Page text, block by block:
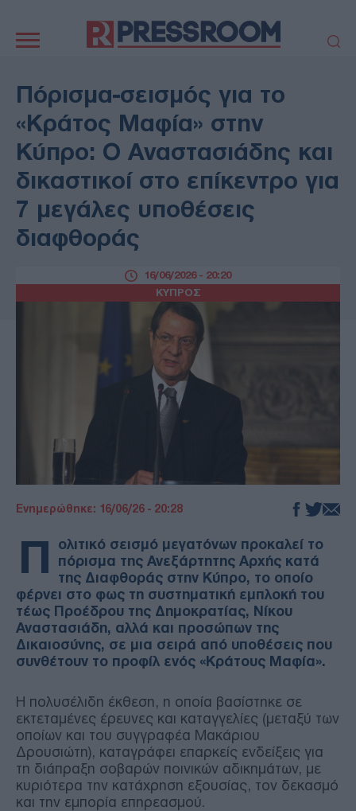
πλοήγηση
ΠΟΛΙΤΙΚΗ
ΤΟΥΡΚΙΑ
ΟΙΚΟΝΟΜΙΑ
ΕΛΛΑΔΑ
ΕΚΚΛΗΣΙΑ
ΑΜΥΝΑ
ΔΙΕΘΝΗ
ΚΥΠΡΟΣ
MEDIA
LIFESTYLE
SPORTS
ΑΥΤΟΔΙΟΙΚΗΣΗ
AUTO - MOTO
ΖΩΔΙΑ
ΑΡΘΡΟΓΡΑΦΙΑ
Πόρισμα-σεισμός για το
«Κράτος Μαφία» στην
Κύπρο: Ο Αναστασιάδης και
δικαστικοί στο επίκεντρο για
7 μεγάλες υποθέσεις
διαφθοράς
ΚΥΠΡΟΣ
16/06/2026 - 20:20
Ενημερώθηκε: 16/06/26 - 20:28
Π
ολιτικό σεισμό μεγατόνων προκαλεί το
πόρισμα της Ανεξάρτητης Αρχής κατά
της Διαφθοράς στην Κύπρο, το οποίο
φέρνει στο φως τη συστηματική εμπλοκή του
τέως Προέδρου της Δημοκρατίας, Νίκου
Αναστασιάδη, αλλά και προσώπων της
Δικαιοσύνης, σε μια σειρά από υποθέσεις που
συνθέτουν το προφίλ ενός «Κράτους Μαφία».
Η πολυσέλιδη έκθεση, η οποία βασίστηκε σε
εκτεταμένες έρευνες και καταγγελίες (μεταξύ των
οποίων και του συγγραφέα Μακάριου
Δρουσιώτη), καταγράφει επαρκείς ενδείξεις για
τη διάπραξη σοβαρών ποινικών αδικημάτων, με
κυριότερα την κατάχρηση εξουσίας, τον δεκασμό
και την εμπορία επηρεασμού.